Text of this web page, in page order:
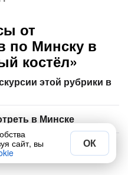
от
по Минску в
костёл»
этой рубрики в
в Минске
по Минску в августе
сайт, вы
ОК